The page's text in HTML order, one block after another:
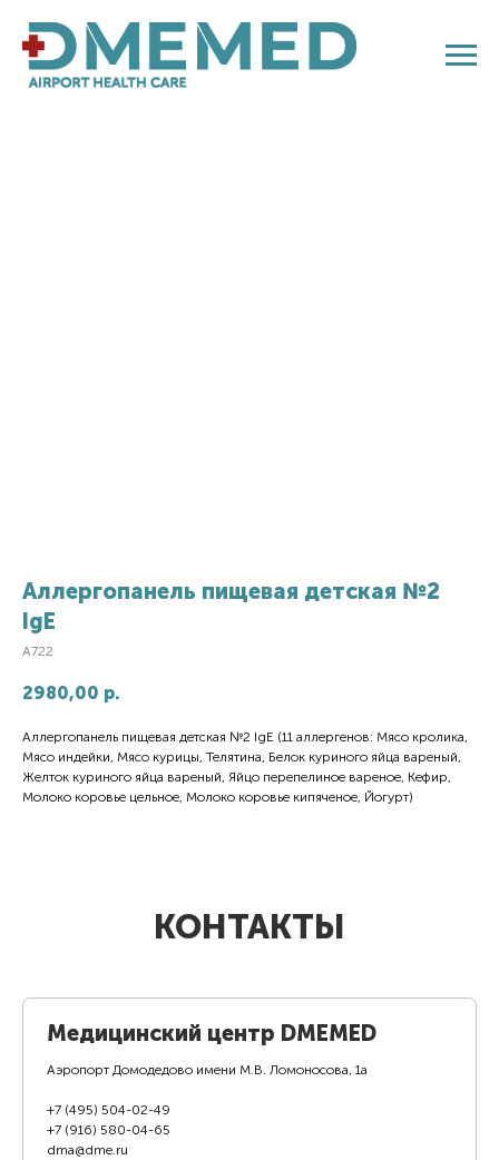
Аллергопанель пищевая детская №2
IgE
A722
2980,00 р.
Аллергопанель пищевая детская №2 IgE (11 аллергенов: Мясо кролика,
Мясо индейки, Мясо курицы, Телятина, Белок куриного яйца вареный,
Желток куриного яйца вареный, Яйцо перепелиное вареное, Кефир,
Молоко коровье цельное, Молоко коровье кипяченое, Йогурт)
КОНТАКТЫ
Медицинский центр DMEMED
Аэропорт Домодедово имени М.В. Ломоносова, 1а
+7 (495) 504-02-49
+7 (916) 580-04-65
dma@dme.ru